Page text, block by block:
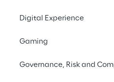
Digital Experience
Gaming
Governance, Risk and